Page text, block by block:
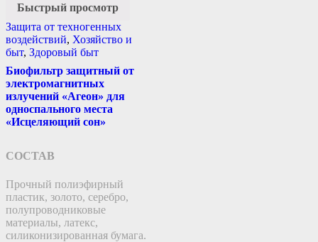
Быстрый просмотр
Защита от техногенных
воздействий, Хозяйство и
быт, Здоровый быт
Биофильтр защитный от
электромагнитных
излучений «Агеон» для
односпального места
«Исцеляющий сон»
СОСТАВ
Прочный полиэфирный
пластик, золото, серебро,
полупроводниковые
материалы, латекс,
силиконизированная бумага.